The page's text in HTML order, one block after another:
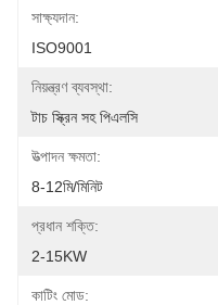
সাক্ষ্যদান:
ISO9001
নিয়ন্ত্রণ ব্যবস্থা:
টাচ স্ক্রিন সহ পিএলসি
উত্পাদন ক্ষমতা:
8-12মি/মিনিট
প্রধান শক্তি:
2-15KW
কাটিং মোড: